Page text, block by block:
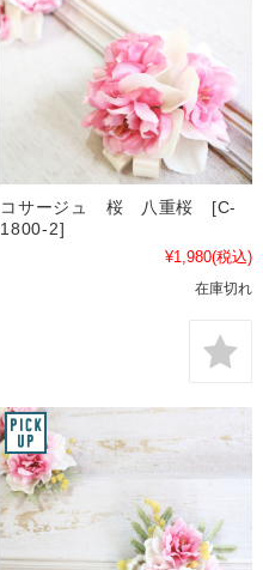
コサージュ 桜 八重桜 [C-
1800-2]
¥1,980(税込)
在庫切れ